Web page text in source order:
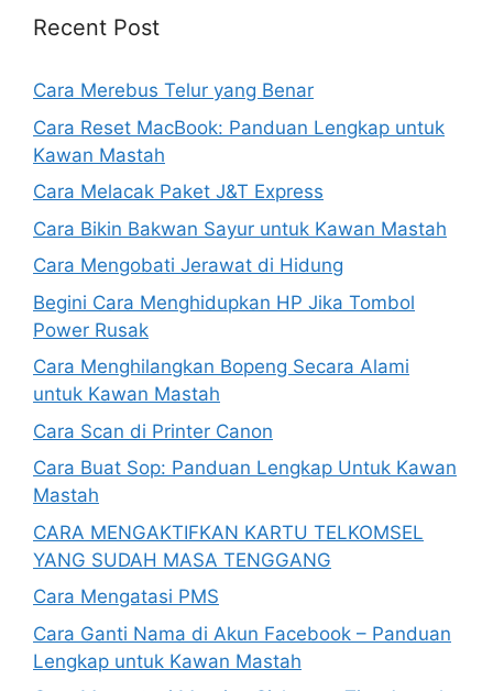
Recent Post
Cara Merebus Telur yang Benar
Cara Reset MacBook: Panduan Lengkap untuk
Kawan Mastah
Cara Melacak Paket J&T Express
Cara Bikin Bakwan Sayur untuk Kawan Mastah
Cara Mengobati Jerawat di Hidung
Begini Cara Menghidupkan HP Jika Tombol
Power Rusak
Cara Menghilangkan Bopeng Secara Alami
untuk Kawan Mastah
Cara Scan di Printer Canon
Cara Buat Sop: Panduan Lengkap Untuk Kawan
Mastah
CARA MENGAKTIFKAN KARTU TELKOMSEL
YANG SUDAH MASA TENGGANG
Cara Mengatasi PMS
Cara Ganti Nama di Akun Facebook – Panduan
Lengkap untuk Kawan Mastah